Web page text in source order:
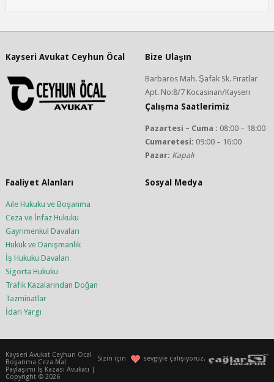
Kayseri Avukat Ceyhun Öcal Bize Ulaşın
Barbaros Mah. Şafak Sk. Fıratlar
Apt. No:8/7 Kocasinan/Kayseri
Çalışma Saatlerimiz
Pazartesi – Cuma : 08:00 – 18:00
Cumaretesi: 09:00 – 16:00
Pazar: Kapalı
Faaliyet Alanları
Aile Hukuku ve Boşanma
Ceza ve İnfaz Hukuku
Gayrimenkul Davaları
Hukuk ve Danışmanlık
İş Hukuku Davaları
Sigorta Hukuku
Trafik Kazalarından Doğan
Tazminatlar
İdari Yargı
Sosyal Medya
Sizin için sevgiyle çalışıyoruz.
Kayseri Avukat Ceyhun Öcal
Boşanma Ceza Mal
Paylaşımı İş Kazası Avukatı |
Copyright © 2026